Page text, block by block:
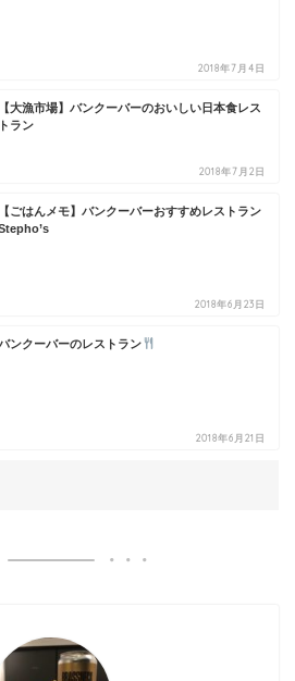
2018年7月4日
【大漁市場】バンクーバーのおいしい日本食レス
トラン
2018年7月2日
【ごはんメモ】バンクーバーおすすめレストラン
2018年6月23日
ンクーバーのレストラン
2018年6月21日